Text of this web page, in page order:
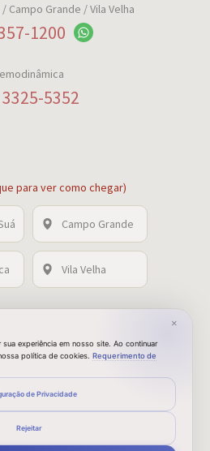
/ Campo Grande / Vila Velha
1200
3325-5352
para ver como chegar)
Campo Grande
Vila Velha
nosso aplicativo
×
experiência em nosso site. Ao continuar
política de cookies.Requerimento de
de Privacidade
Rejeitar